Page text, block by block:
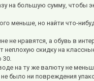
на большую сумму, чтобы
меньше, но найти что-
не нравятся, а обувь в
скидку на
30.
на ту же валюту не
было ни повреждения